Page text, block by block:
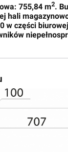
755,84 m2.
hali
w części